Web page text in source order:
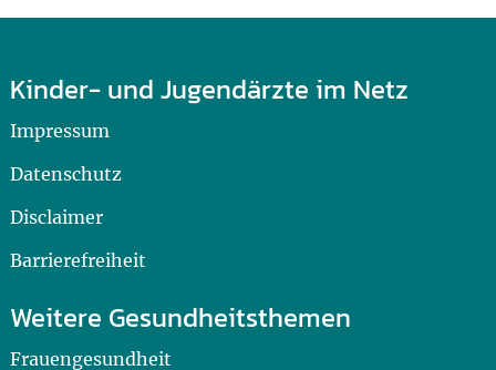
Kinder- und Jugendärzte im Netz
Impressum
Datenschutz
Disclaimer
Barrierefreiheit
Weitere Gesundheitsthemen
Frauengesundheit